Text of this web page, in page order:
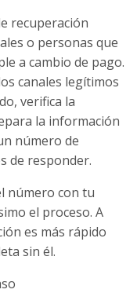
recuperación
o personas que
a cambio de pago.
canales legítimos
verifica la
la información
número de
de responder.
número con tu
el proceso. A
es más rápido
sin él.